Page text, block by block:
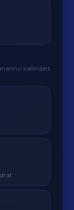
kalóriáért